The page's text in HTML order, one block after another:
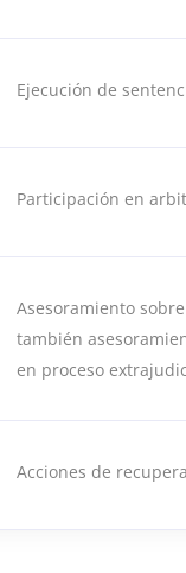
Ejecución de
Participación en
Asesoramiento
también
en proceso
Acciones de